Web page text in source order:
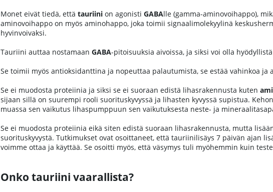
Monet eivät tiedä, että tauriini on agonisti GABAlle (gamma-aminovoihappo),
aminovoihappo on myös aminohappo, joka toimii signaalimolekyylinä
hyvinvoivaksi.
Tauriini auttaa nostamaan GABA-pitoisuuksia aivoissa, ja siksi voi olla
Se toimii myös antioksidanttina ja nopeuttaa palautumista, se estää vahinkoa
Se ei muodosta proteiinia ja siksi se ei suoraan edistä lihasrakennusta kuten
sijaan sillä on suurempi rooli suorituskyvyssä ja lihasten kyvyssä supistua.
muassa sen vaikutus lihaspumppuun sen vaikutuksesta neste- ja
Se ei muodosta proteiinia eikä siten edistä suoraan lihasrakennusta, mutta
suorituskyvystä. Tutkimukset ovat osoittaneet, että tauriinilisäys 7 päivän ajan
voimme ottaa ja käyttää. Se osoitti myös, että väsymys tuli myöhemmin kuin
Onko tauriini vaarallista?